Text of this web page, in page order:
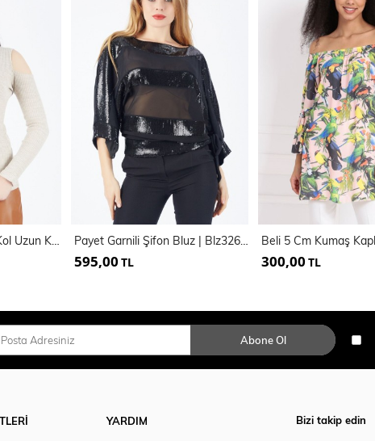
Omuzlar Pencereli U.Kol Uzun Kaşkorse Bluz Payet Garnili Şifon Bluz | Blz32684
595,00 TL 300,00 TL
Abone Ol
YARDIM
Bizi takip edin